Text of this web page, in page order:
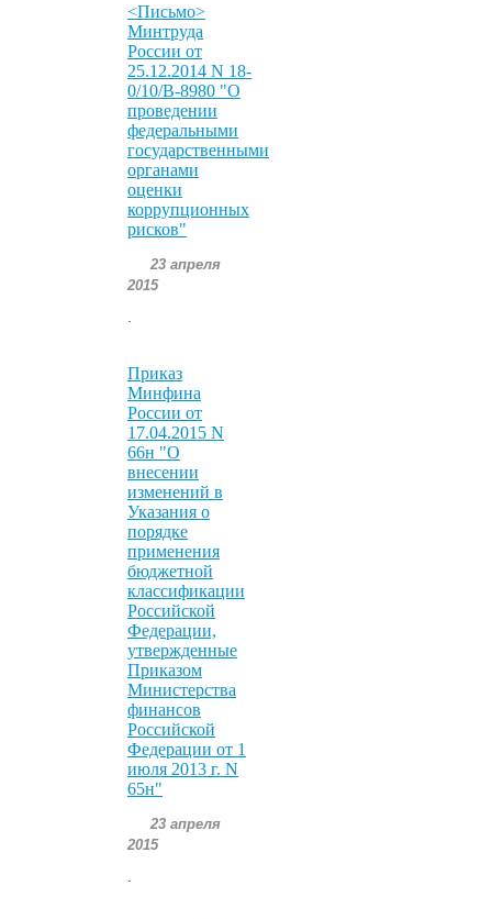
<Письмо>
Минтруда
России от
25.12.2014 N 18-
0/10/В-8980 "О
проведении
федеральными
государственными
органами
оценки
коррупционных
рисков"
23 апреля
2015
.
Приказ
Минфина
России от
17.04.2015 N
66н "О
внесении
изменений в
Указания о
порядке
применения
бюджетной
классификации
Российской
Федерации,
утвержденные
Приказом
Министерства
финансов
Российской
Федерации от 1
июля 2013 г. N
65н"
23 апреля
2015